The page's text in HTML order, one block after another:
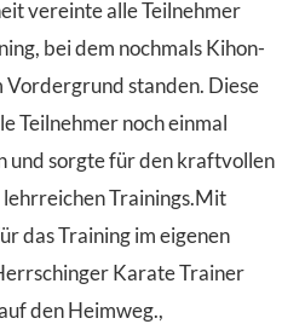
vereinte alle Teilnehmer
bei dem nochmals Kihon-
standen. Diese
Teilnehmer noch einmal
und sorgte für den kraftvollen
Trainings.Mit
das Training im eigenen
Karate Trainer
den Heimweg.,